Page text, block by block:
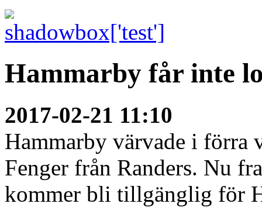
Hammarby får inte
2017-02-21 11:10
Hammarby värvade i förra
Fenger från Randers. Nu
kommer bli tillgänglig för